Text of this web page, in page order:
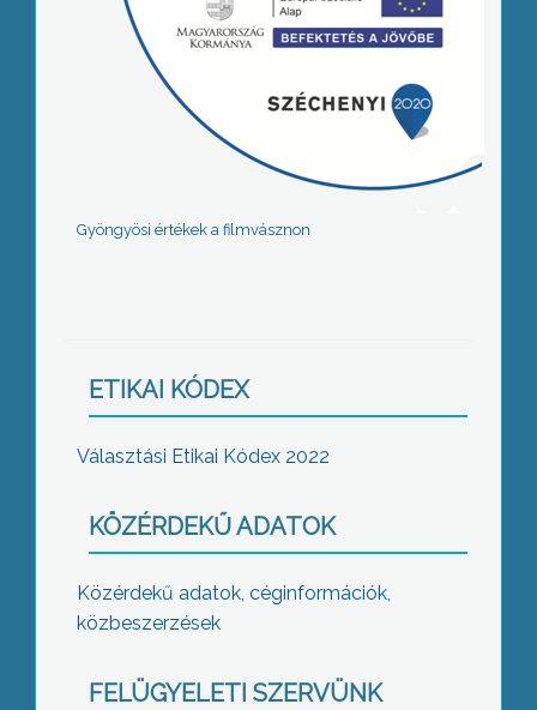
Gyöngyösi értékek a filmvásznon
ETIKAI KÓDEX
Választási Etikai Kódex 2022
KÖZÉRDEKŰ ADATOK
Közérdekű adatok, céginformációk,
közbeszerzések
FELÜGYELETI SZERVÜNK